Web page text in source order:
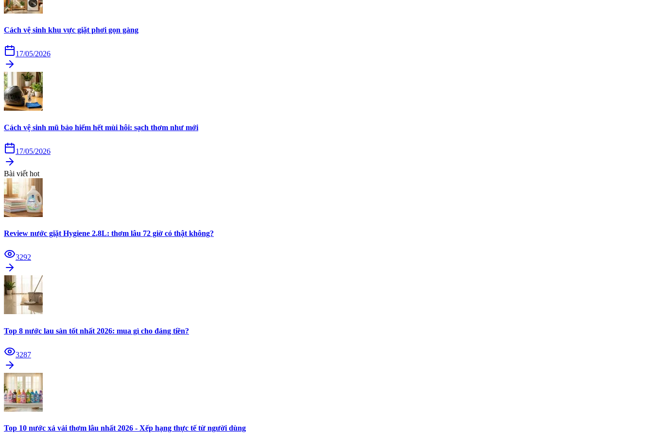
Cách vệ sinh khu vực giặt phơi gọn gàng
17/05/2026
Cách vệ sinh mũ bảo hiểm hết mùi hôi: sạch thơm như mới
17/05/2026
Bài viết hot
Review nước giặt Hygiene 2.8L: thơm lâu 72 giờ có thật không?
3292
Top 8 nước lau sàn tốt nhất 2026: mua gì cho đáng tiền?
3287
Top 10 nước xả vải thơm lâu nhất 2026 - Xếp hạng thực tế từ người dùng